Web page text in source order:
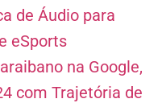
de Áudio para
eSports
na Google,
com Trajetória de